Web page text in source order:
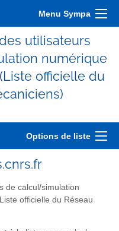
Menu Sympa
utilisateurs
numérique
officielle du
Options de liste
de calcul/simulation
officielle du Réseau